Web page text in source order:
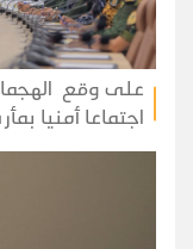
على وقع
اجتماعا أمنيا